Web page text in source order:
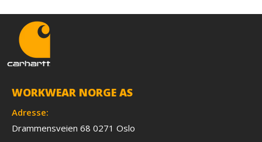
WORKWEAR NORGE AS
Adresse:
Drammensveien 68 0271 Oslo